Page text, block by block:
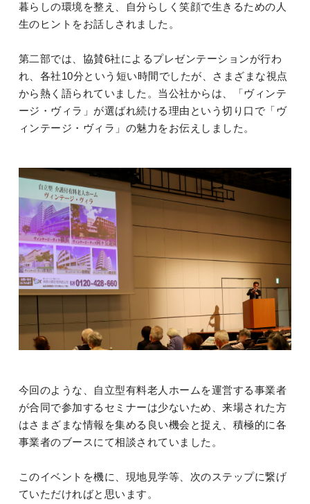
暮らしの環境を整え、自分らしく笑顔で生きるための人
生のヒントをお話しされました。
第二部では、協賛6社によるプレゼンテーションが行わ
れ、各社10分という短い時間でしたが、さまざまな視点
から熱く語られていました。当公社からは、「ヴィンテ
ージ・ヴィラ」が選ばれ続ける理由という切り口で「ヴ
ィンテージ・ヴィラ」の魅力をお伝えしました。
今回のような、自立型有料老人ホームを運営する事業者
が合同で参加するセミナーは少ないため、来場された方
はさまざまな情報を集める良い機会と捉え、積極的に各
事業者のブースにて相談されていました。
このイベントを機に、現地見学等、次のステップに繋げ
ていただければと思います。